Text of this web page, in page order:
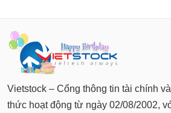
Vietstock – Cổng thông tin tài chính
thức hoạt động từ ngày 02/08/2002,